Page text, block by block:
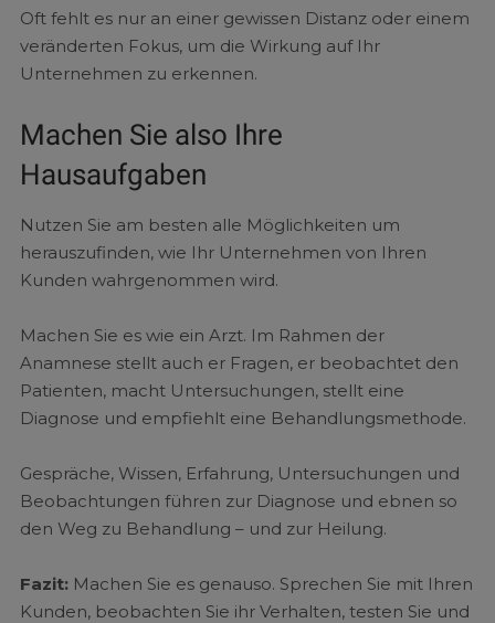
Oft fehlt es nur an einer gewissen Distanz oder einem
veränderten Fokus, um die Wirkung auf Ihr
Unternehmen zu erkennen.
Machen Sie also Ihre
Hausaufgaben
Nutzen Sie am besten alle Möglichkeiten um
herauszufinden, wie Ihr Unternehmen von Ihren
Kunden wahrgenommen wird.
Machen Sie es wie ein Arzt. Im Rahmen der
Anamnese stellt auch er Fragen, er beobachtet den
Patienten, macht Untersuchungen, stellt eine
Diagnose und empfiehlt eine Behandlungsmethode.
Gespräche, Wissen, Erfahrung, Untersuchungen und
Beobachtungen führen zur Diagnose und ebnen so
den Weg zu Behandlung – und zur Heilung.
Fazit:Machen Sie es genauso. Sprechen Sie mit Ihren
Kunden, beobachten Sie ihr Verhalten, testen Sie und